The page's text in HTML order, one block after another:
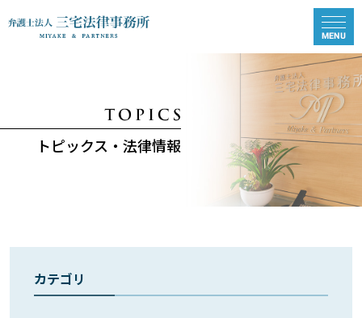
トピックス・法律情報
カテゴリ